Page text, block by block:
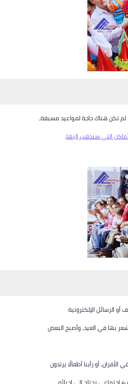
لم تكن هناك حاجة لمواعيد مسبقة،
التي سنذهب إليها،
أو الرسائل الإلكترونية
بها في العيد، وأصبح البعض
أو رأينا أطفالًا يرتدون